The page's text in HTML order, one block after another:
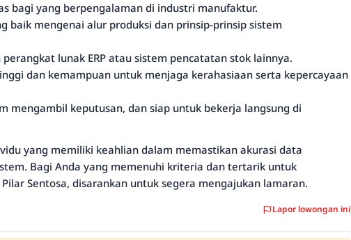
bagi yang berpengalaman di industri manufaktur.
baik mengenai alur produksi dan prinsip-prinsip sistem
lunak ERP atau sistem pencatatan stok lainnya.
dan kemampuan untuk menjaga kerahasiaan serta kepercayaan
mengambil keputusan, dan siap untuk bekerja langsung di
yang memiliki keahlian dalam memastikan akurasi data
Bagi Anda yang memenuhi kriteria dan tertarik untuk
Sentosa, disarankan untuk segera mengajukan lamaran.
Lapor lowongan ini